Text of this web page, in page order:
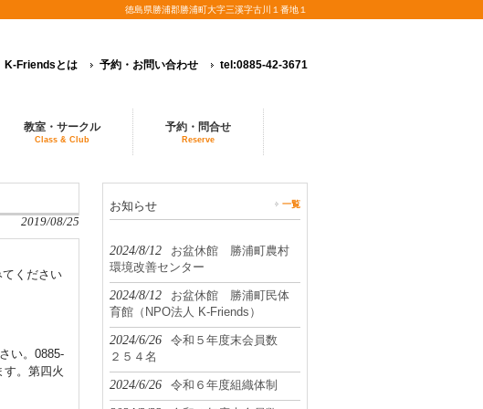
徳島県勝浦郡勝浦町大字三溪字古川１番地１
K-Friendsとは 予約・お問い合わせ tel:0885-42-3671
教室・サークル
Class & Club
予約・問合せ
Reserve
2019/08/25
ください
い。0885-
。第四火
お知らせ 一覧
2024/8/12
お盆休館 勝浦町農村
環境改善センター
2024/8/12
お盆休館 勝浦町民体
育館（NPO法人 K-Friends）
2024/6/26
令和５年度末会員数
２５４名
2024/6/26 令和６年度組織体制